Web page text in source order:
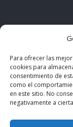
Para ofrecer las
cookies para
consentimiento de
como el
en este sitio. No
negativamente a